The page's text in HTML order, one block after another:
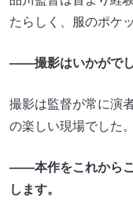
たらしく、服のポケ
――撮影はいかがで
撮影は監督が常に演
の楽しい現場でした。
――本作をこれから
します。